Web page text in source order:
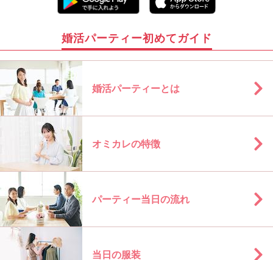
婚活パーティー初めてガイド
婚活パーティーとは
オミカレの特徴
パーティー当日の流れ
当日の服装